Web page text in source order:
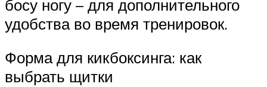
босу ногу – для дополнительного
удобства во время тренировок.
Форма для кикбоксинга: как
выбрать щитки